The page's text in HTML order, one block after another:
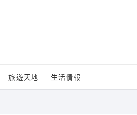
旅遊天地 生活情報